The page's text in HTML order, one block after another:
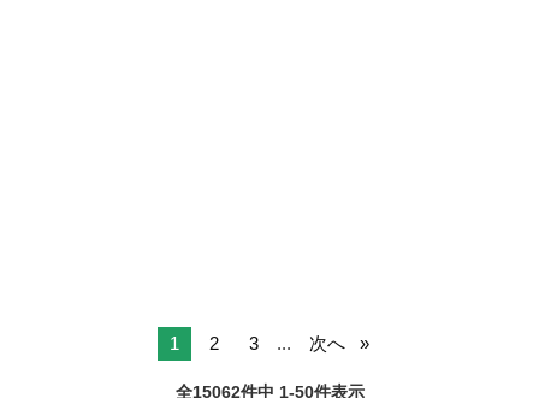
1 2 3 ... 次へ
全15062件中 1-50件表示